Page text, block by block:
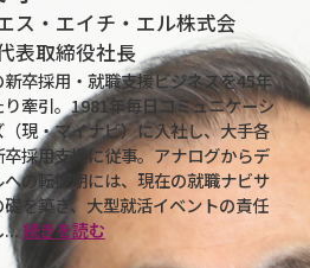
ス・エイチ・エル株式会
取締役社長
新卒採用・就職支援ビジネスを45年
り牽引。1981年毎日コミュニケーシ
（現・マイナビ）に入社し、大手各
採用支援に従事。アナログからデ
への転換期には、現在の就職ナビサ
礎を築き、大型就活イベントの責任
...続きを読む